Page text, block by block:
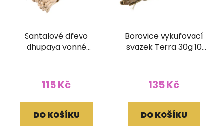
Santalové dřevo
dhupaya vonné
115 Kč
DO KOŠÍKU
Borovice vykuřovací
svazek Terra 30g 10
135 Kč
DO KOŠÍKU